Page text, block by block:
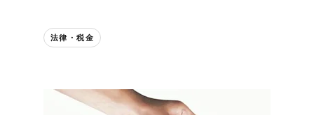
法律・税金